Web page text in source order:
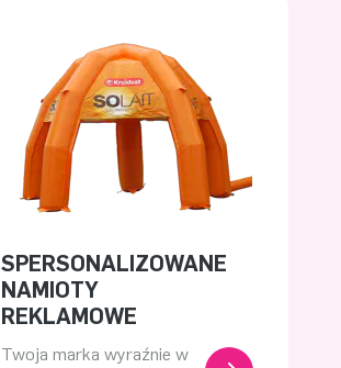
SPERSONALIZOWANE
NAMIOTY
REKLAMOWE
Twoja marka wyraźnie w